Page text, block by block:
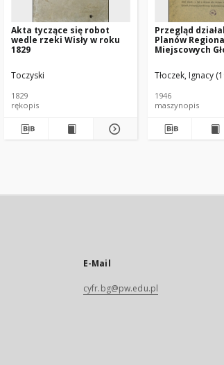
Migurska-Otto, Barbara Oprac.
Akta tyczące się robot
wedle rzeki Wisły w roku
1829
Toczyski
1829
rękopis
Przegląd
Planów
Miejscowych
Przestrzennego
Tłoczek, Ignacy
1946
maszynopis
E-Mail
cyfr.bg@pw.edu.pl